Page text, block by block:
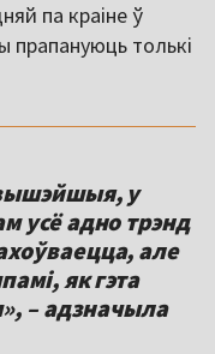
па краіне ў
прапануюць толькі
у
усё адно трэнд
але
як гэта
– адзначыла